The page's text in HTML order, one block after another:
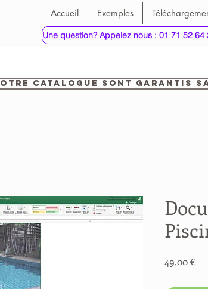
Accueil Exemples
catalogue sont garantis
Une question? Appelez nous : 01 71 52 64
49,00 €Prix